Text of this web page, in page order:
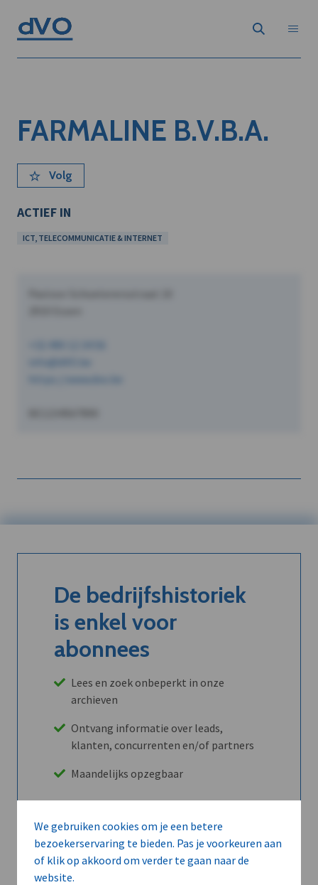
We gebruiken cookies om je een betere
bezoekerservaring te bieden. Pas je voorkeuren aan
of klik op akkoord om verder te gaan naar de
website.
FARMALINE B.V.B.A.
Volg
ACTIEF IN
ICT, TELECOMMUNICATIE & INTERNET
De bedrijfshistoriek
is enkel voor
abonnees
Lees en zoek onbeperkt in onze
archieven
Ontvang informatie over leads,
klanten, concurrenten en/of partners
Maandelijks opzegbaar
Ontdek alle voordelen